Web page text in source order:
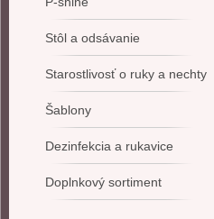
Stôl a odsávanie
Starostlivosť o ruky a nechty
Šablony
Dezinfekcia a rukavice
Doplnkový sortiment